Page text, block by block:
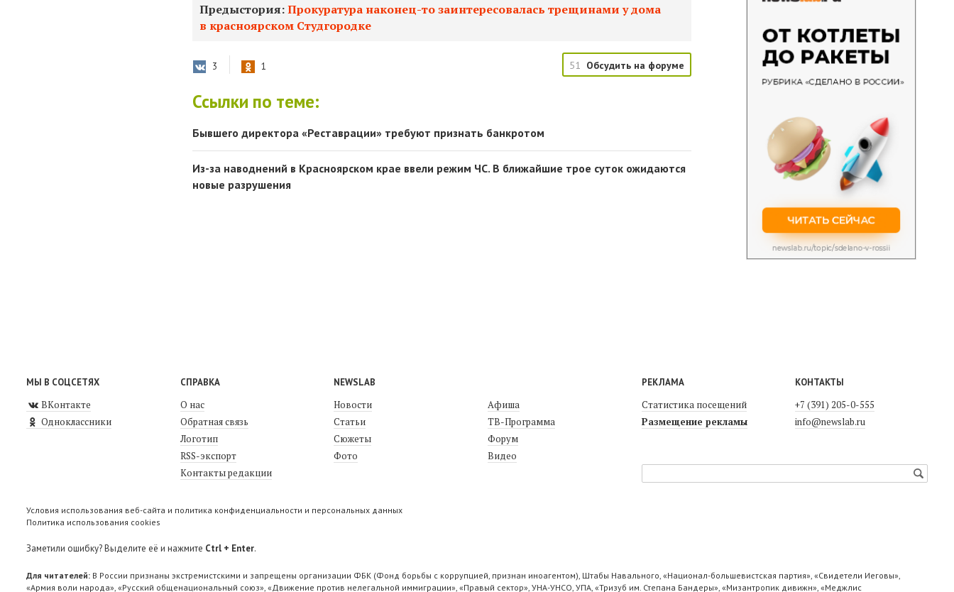
Предыстория:Прокуратура наконец-то заинтересовалась трещинами у дома
в красноярском Студгородке
3 1 51 Обсудить на форуме
Ссылки по теме:
Бывшего директора «Реставрации» требуют признать банкротом
Из-за наводнений в Красноярском крае ввели режим ЧС. В ближайшие трое суток ожидаются
новые разрушения
МЫ В СОЦСЕТЯХ
ВКонтакте
Одноклассники
СПРАВКА
О нас
Обратная связь
Логотип
RSS-экспорт
Контакты редакции
NEWSLAB
Новости
Статьи
Сюжеты
Фото
Афиша
ТВ-Программа
Форум
Видео
РЕКЛАМА
Статистика посещений
Размещение рекламы
КОНТАКТЫ
+7 (391) 205-0-555
info@newslab.ru
Условия использования веб-сайта и политика конфиденциальности и персональных данных
Политика использования cookies
Заметили ошибку? Выделите её и нажмите Ctrl + Enter.
Для читателей: В России признаны экстремистскими и запрещены организации ФБК (Фонд борьбы с коррупцией, признан иноагентом), Штабы Навального, «Национал-большевистская партия», «Свидетели Иеговы»,
«Армия воли народа», «Русский общенациональный союз», «Движение против нелегальной иммиграции», «Правый сектор», УНА-УНСО, УПА, «Тризуб им. Степана Бандеры», «Мизантропик дивижн», «Меджлис